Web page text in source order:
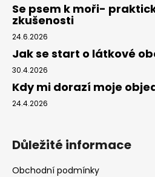
Se psem k moři-
zkušenosti
24.6.2026
Jak se start o látkové
30.4.2026
Kdy mi dorazí moje
24.4.2026
Důležité informace
Obchodní podmínky